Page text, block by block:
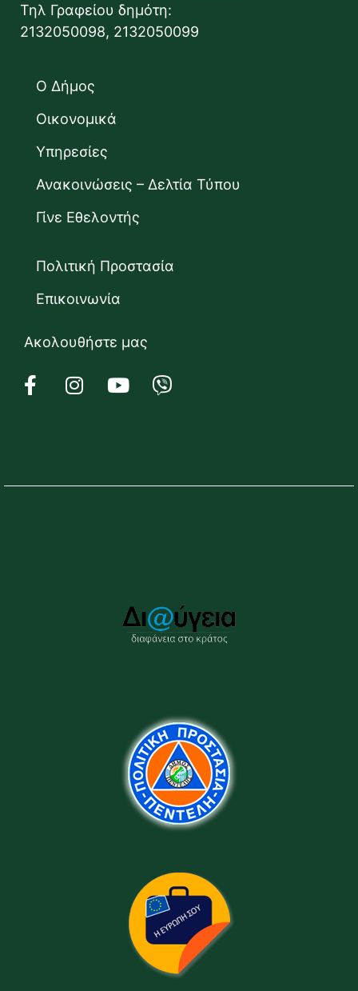
Τηλ Γραφείου δημότη:
2132050098, 2132050099
Ο Δήμος
Οικονομικά
Υπηρεσίες
Ανακοινώσεις – Δελτία Τύπου
Γίνε Εθελοντής
Πολιτική Προστασία
Επικοινωνία
Ακολουθήστε μας